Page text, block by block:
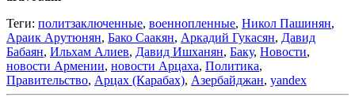
Теги: политзаключенные, военнопленные, Никол Пашинян,
Араик Арутюнян, Бако Саакян, Аркадий Гукасян, Давид
Бабаян, Ильхам Алиев, Давид Ишханян, Баку, Новости,
новости Армении, новости Арцаха, Политика,
Правительство, Арцах (Карабах), Азербайджан, yandex